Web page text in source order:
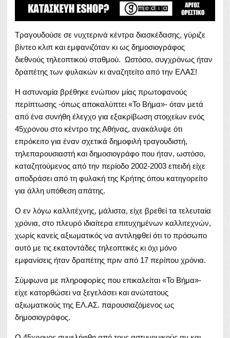
Τραγουδούσε σε νυχτερινά κέντρα διασκέδασης, γύριζε
βίντεο κλιπ και εμφανιζόταν κι ως δημοσιογράφος
διεθνούς τηλεοπτικού σταθμού. Ωστόσο, συγχρόνως ήταν
δραπέτης των φυλακών κι αναζητείτο από την ΕΛΑΣ!
Η αστυνομία βρέθηκε ενώπιον μίας πρωτοφανούς
περίπτωσης -όπως αποκαλύπτει «Το Βήμα»- όταν μετά
από ένα συνήθη έλεγχο για εξακρίβωση στοιχείων ενός
45χρονου στο κέντρο της Αθήνας, ανακάλυψε ότι
επρόκειτο για έναν σχετικά δημοφιλή τραγουδιστή,
τηλεπαρουσιαστή και δημοσιογράφο που ήταν, ωστόσο,
καταζητούμενος από την περίοδο 2002-2003 επειδή είχε
αποδράσει από τη φυλακή της Κρήτης όπου κατηγορείτο
για άλλη υπόθεση απάτης.
Ο εν λόγω καλλιτέχνης, μάλιστα, είχε βρεθεί τα τελευταία
χρόνια, στο πλευρό ιδιαίτερα επιτυχημένων καλλιτεχνών,
χωρίς κανείς αξιωματικός να αντιληφθεί ότι το πρόσωπο
αυτό με τις εκατοντάδες τηλεοπτικές κι όχι μόνο
εμφανίσεις ήταν δραπέτης πριν από 17 περίπου χρόνια.
Σύμφωνα με πληροφορίες που επικαλείται «Το Βήμα»-
είχε κατορθώσει να ξεγελάσει και ανώτατους
αξιωματικούς της ΕΛ.ΑΣ. παρουσιαζόμενος ως
δημοσιογράφος.